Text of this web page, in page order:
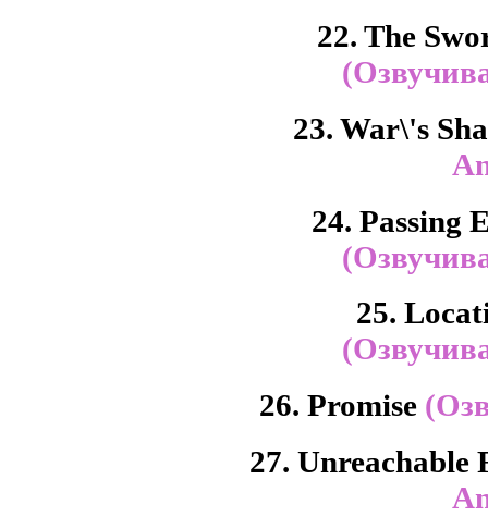
22. The
23. War\'s
24. Passing
25.
26. Promise
27. Unreachable